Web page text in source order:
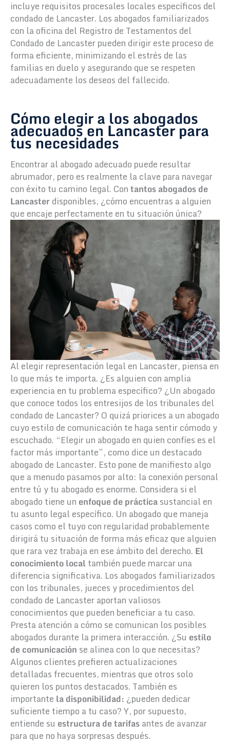
incluye requisitos procesales locales específicos del
condado de Lancaster. Los abogados familiarizados
con la oficina del Registro de Testamentos del
Condado de Lancaster pueden dirigir este proceso de
forma eficiente, minimizando el estrés de las
familias en duelo y asegurando que se respeten
adecuadamente los deseos del fallecido.
Cómo elegir a los abogados
adecuados en Lancaster para
tus necesidades
Encontrar al abogado adecuado puede resultar
abrumador, pero es realmente la clave para navegar
con éxito tu camino legal. Contantos abogados de
Lancasterdisponibles, ¿cómo encuentras a alguien
que encaje perfectamente en tu situación única?
Al elegir representación legal en Lancaster, piensa en
lo que más te importa. ¿Es alguien con amplia
experiencia en tu problema específico? ¿Un abogado
que conoce todos los entresijos de los tribunales del
condado de Lancaster? O quizá priorices a un abogado
cuyo estilo de comunicación te haga sentir cómodo y
escuchado. “Elegir un abogado en quien confíes es el
factor más importante”, como dice un destacado
abogado de Lancaster. Esto pone de manifiesto algo
que a menudo pasamos por alto: la conexión personal
entre tú y tu abogado es enorme. Considera si el
abogado tiene un enfoque de prácticasustancial en
tu asunto legal específico. Un abogado que maneja
casos como el tuyo con regularidad probablemente
dirigirá tu situación de forma más eficaz que alguien
que rara vez trabaja en ese ámbito del derecho. El
conocimiento localtambién puede marcar una
diferencia significativa. Los abogados familiarizados
con los tribunales, jueces y procedimientos del
condado de Lancaster aportan valiosos
conocimientos que pueden beneficiar a tu caso.
Presta atención a cómo se comunican los posibles
abogados durante la primera interacción. ¿Su estilo
de comunicación se alinea con lo que necesitas?
Algunos clientes prefieren actualizaciones
detalladas frecuentes, mientras que otros solo
quieren los puntos destacados. También es
importante la disponibilidad: ¿pueden dedicar
suficiente tiempo a tu caso? Y, por supuesto,
entiende su estructura de tarifasantes de avanzar
para que no haya sorpresas después.